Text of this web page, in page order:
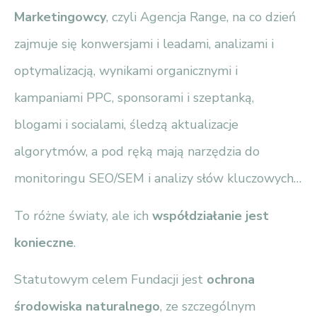
Marketingowcy, czyli Agencja Range, na co dzień
zajmuje się konwersjami i leadami, analizami i
optymalizacją, wynikami organicznymi i
kampaniami PPC, sponsorami i szeptanką,
blogami i socialami, śledzą aktualizacje
algorytmów, a pod ręką mają narzędzia do
monitoringu SEO/SEM i analizy słów kluczowych…
To różne światy, ale ich współdziałanie jest
konieczne.
Statutowym celem Fundacji jest ochrona
środowiska naturalnego, ze szczególnym